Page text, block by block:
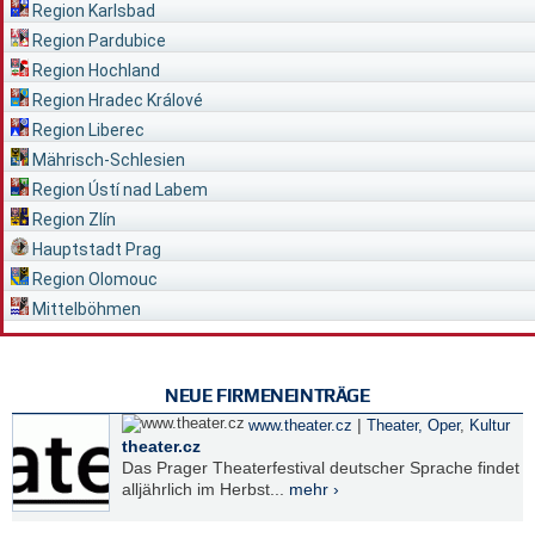
Region Karlsbad
Region Pardubice
Region Hochland
Region Hradec Králové
Region Liberec
Mährisch-Schlesien
Region Ústí nad Labem
Region Zlín
Hauptstadt Prag
Region Olomouc
Mittelböhmen
NEUE FIRMENEINTRÄGE
www.theater.cz | Theater, Oper, Kultur
theater.cz
Das Prager Theaterfestival deutscher Sprache findet
alljährlich im Herbst... mehr ›